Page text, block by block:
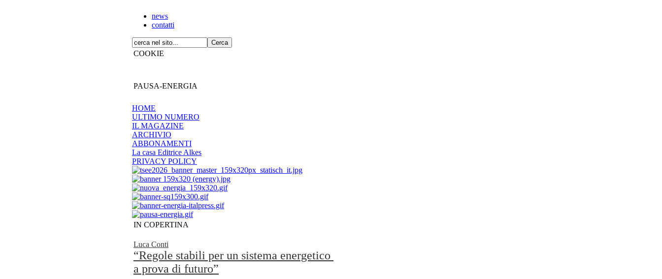
news
contatti
COOKIE
PAUSA-ENERGIA
HOME
ULTIMO NUMERO
IL MAGAZINE
ARCHIVIO
ABBONAMENTI
La casa Editrice Alkes
PRIVACY POLICY
IN COPERTINA
Luca Conti
“Regole stabili per un sistema energetico
a prova di futuro”